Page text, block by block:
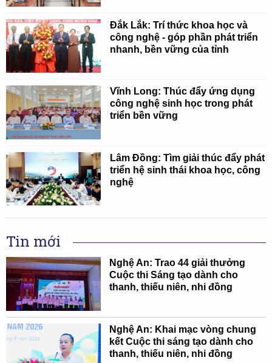
Đắk Lắk: Trí thức khoa học và
công nghệ - góp phần phát triển
nhanh, bền vững của tỉnh
Vĩnh Long: Thúc đẩy ứng dụng
công nghệ sinh học trong phát
triển bền vững
Lâm Đồng: Tìm giải thúc đẩy phát
triển hệ sinh thái khoa học, công
nghệ
Tin mới
Nghệ An: Trao 44 giải thưởng
Cuộc thi Sáng tạo dành cho
thanh, thiếu niên, nhi đồng
Nghệ An: Khai mạc vòng chung
kết Cuộc thi sáng tạo dành cho
thanh, thiếu niên, nhi đồng